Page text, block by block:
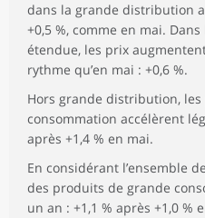
dans la grande distribution
+0,5 %, comme en mai.
étendue, les prix
rythme qu’en mai : +0,6 %.
Hors grande distribution,
consommation accélèrent
après +1,4 % en mai.
En considérant l’ensemble
des produits de grande
un an : +1,1 % après +1,0 %